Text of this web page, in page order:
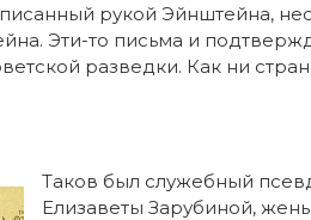
рукой Эйнштейна,
Эти-то письма и
разведки. Как ни
Таков был служебный
Елизаветы Зарубиной,